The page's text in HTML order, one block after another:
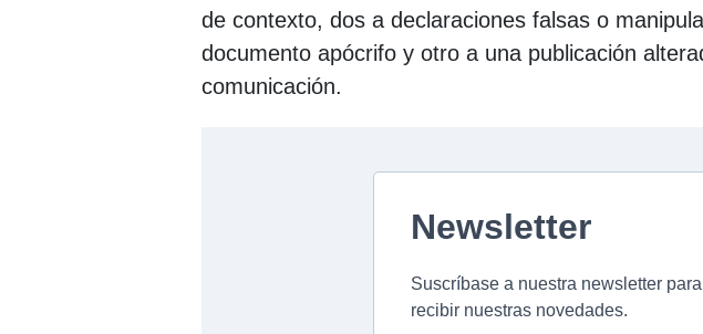
de contexto, dos a declaraciones falsas o
documento apócrifo y otro a una publicación
comunicación.